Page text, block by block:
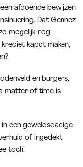
afdoende bewijzen
Dat Gennez
mogelijk nog
krediet kapot maken,
en burgers,
matter of time is
een geweldsdadige
of ingedekt.
toch!